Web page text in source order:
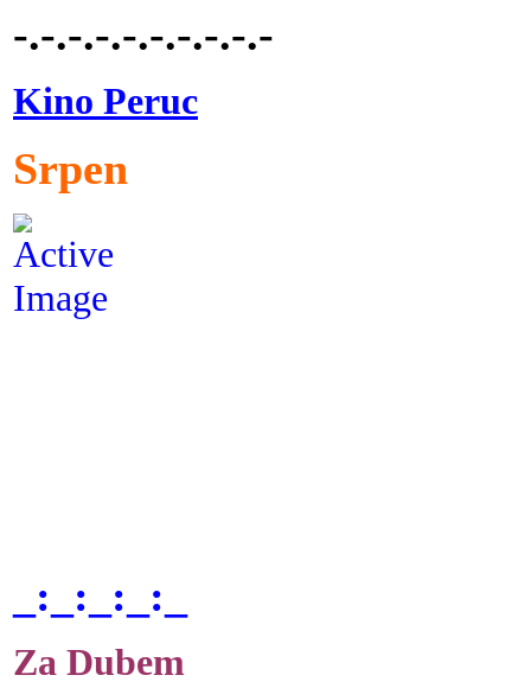
-.-.-.-.-.-.-.-.-.-
Kino Peruc
Srpen
_:_:_:_:_
Za Dubem